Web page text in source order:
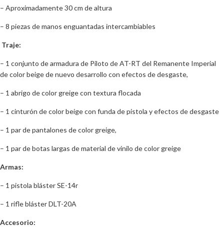
– Aproximadamente 30 cm de altura
– 8 piezas de manos enguantadas intercambiables
Traje:
– 1 conjunto de armadura de Piloto de AT-RT del Remanente Imperial
de color beige de nuevo desarrollo con efectos de desgaste,
– 1 abrigo de color greige con textura flocada
– 1 cinturón de color beige con funda de pistola y efectos de desgaste
– 1 par de pantalones de color greige,
– 1 par de botas largas de material de vinilo de color greige
Armas:
– 1 pistola bláster SE-14r
– 1 rifle bláster DLT-20A
Accesorio: